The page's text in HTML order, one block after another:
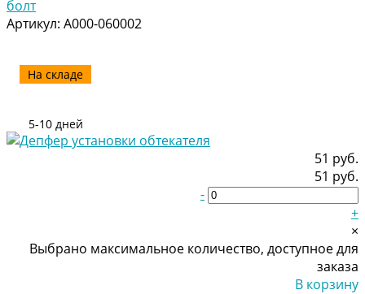
болт
Артикул: A000-060002
На складе
5-10 дней
51 руб.
51 руб.
-
+
×
Выбрано максимальное количество, доступное для
заказа
В корзину